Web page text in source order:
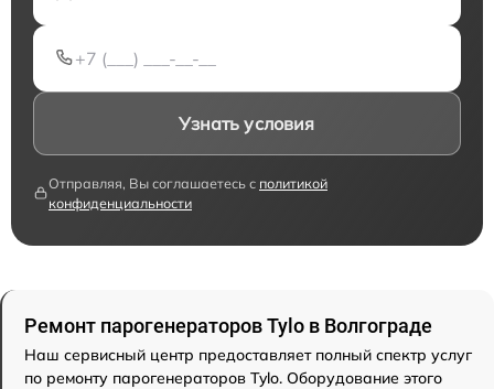
Узнать условия
Отправляя, Вы соглашаетесь с политикой
конфиденциальности
Ремонт парогенераторов Tylo в Волгограде
Наш сервисный центр предоставляет полный спектр услуг
по ремонту парогенераторов Tylo. Оборудование этого